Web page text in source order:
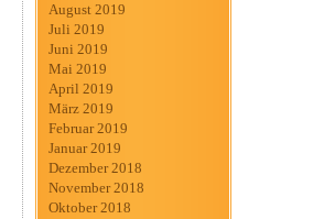
August 2019
Juli 2019
Juni 2019
Mai 2019
April 2019
März 2019
Februar 2019
Januar 2019
Dezember 2018
November 2018
Oktober 2018